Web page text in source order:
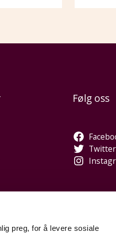
preg, for å levere sosiale
Følg oss
Twitter
Hei, jeg